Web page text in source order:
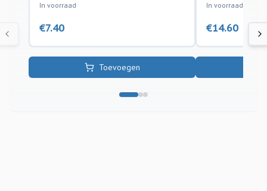
In voorraad
€7.40
Toevoegen
In voorraad
€14.60